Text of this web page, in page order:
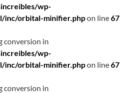
wp-
inc/orbital-minifier.phpon line67
conversion in
wp-
inc/orbital-minifier.phpon line67
conversion in